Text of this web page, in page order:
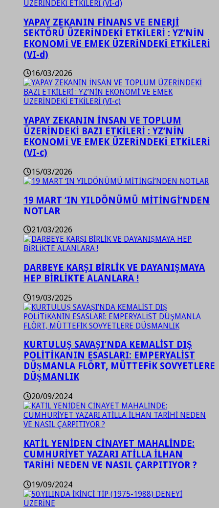
YAPAY ZEKANIN FİNANS VE ENERJİ
SEKTÖRÜ ÜZERİNDEKİ ETKİLERİ : YZ’NİN
EKONOMİ VE EMEK ÜZERİNDEKİ ETKİLERİ
(VI-d)
16/03/2026
YAPAY ZEKANIN İNSAN VE TOPLUM
ÜZERİNDEKİ BAZI ETKİLERİ : YZ’NİN
EKONOMİ VE EMEK ÜZERİNDEKİ ETKİLERİ
(VI-c)
15/03/2026
19 MART ‘IN YILDÖNÜMÜ MİTİNGİ’NDEN
NOTLAR
21/03/2026
DARBEYE KARŞI BİRLİK VE DAYANIŞMAYA
HEP BİRLİKTE ALANLARA !
19/03/2025
KURTULUŞ SAVAŞI’NDA KEMALİST DIŞ
POLİTİKANIN ESASLARI: EMPERYALİST
DÜŞMANLA FLÖRT, MÜTTEFİK SOVYETLERE
DÜŞMANLIK
20/09/2024
KATİL YENİDEN CİNAYET MAHALİNDE:
CUMHURİYET YAZARI ATİLLA İLHAN
TARİHİ NEDEN VE NASIL ÇARPITIYOR ?
19/09/2024